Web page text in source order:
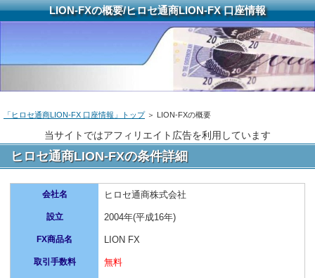
LION-FXの概要/ヒロセ通商LION-FX 口座情報
「ヒロセ通商LION-FX 口座情報」トップ＞ LION-FXの概要
当サイトではアフィリエイト広告を利用しています
ヒロセ通商LION-FXの条件詳細
会社名 ヒロセ通商株式会社
設立 2004年(平成16年)
FX商品名 LION FX
取引手数料 無料